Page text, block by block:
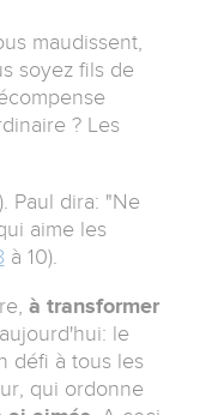
maudissent,
soyez fils de
? Les
Paul dira: "Ne
aime les
à 10).
à transformer
le
défi à tous les
qui ordonne